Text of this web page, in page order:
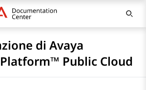
di Avaya
Public Cloud